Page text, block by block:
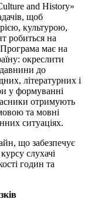
and History»
щоб
культурою,
робиться на
має на
окреслити
давнини до
літературних і
у формуванні
отримують
та мовні
ситуаціях.
що забезпечує
слухачі
годин та